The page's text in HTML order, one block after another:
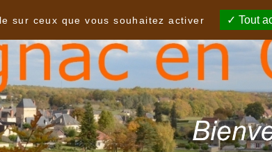
sur ceux que vous souhaitez activer
Tout